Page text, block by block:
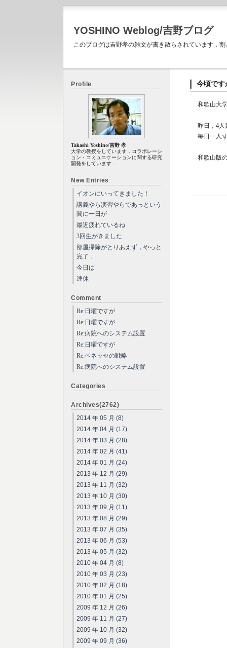
YOSHINO Weblog/吉野ブログ
このブログは吉野孝の雑文が書き散らされています．
今頃です
和歌山大
昨日，4人
毎日一人
和歌山版
Profile
Takashi Yoshino/吉野 孝
大学の教授をしています．コラボレーシ
ョン・コミュニケーションに関する研究
開発をしています．
New Entries
イオンにいってきました！
講義やら演習やらであっという
間に一日が
最近疲れているね
3回生がきました
部屋掃除がとりあえず，やっと
完了．
今日は
連休
Comment
Re:日曜ですが
Re:日曜ですが
Re:病院へのシステム設置
Re:日曜ですが
Re:ベネッセの戦略
Re:病院へのシステム設置
Categories
Archives(2762)
2014 年 05 月 (8)
2014 年 04 月 (17)
2014 年 03 月 (28)
2014 年 02 月 (41)
2014 年 01 月 (24)
2013 年 12 月 (29)
2013 年 11 月 (32)
2013 年 10 月 (30)
2013 年 09 月 (11)
2013 年 08 月 (29)
2013 年 07 月 (35)
2013 年 06 月 (53)
2013 年 05 月 (32)
2010 年 04 月 (8)
2010 年 03 月 (23)
2010 年 02 月 (18)
2010 年 01 月 (25)
2009 年 12 月 (26)
2009 年 11 月 (27)
2009 年 10 月 (32)
2009 年 09 月 (36)